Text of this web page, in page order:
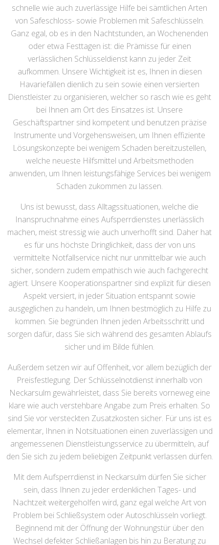
schnelle wie auch zuverlässige Hilfe bei sämtlichen Arten
von Safeschloss- sowie Problemen mit Safeschlüsseln.
Ganz egal, ob es in den Nachtstunden, an Wochenenden
oder etwa Festtagen ist: die Prämisse für einen
verlässlichen Schlüsseldienst kann zu jeder Zeit
aufkommen. Unsere Wichtigkeit ist es, Ihnen in diesen
Havariefällen dienlich zu sein sowie einen versierten
Dienstleister zu organisieren, welcher so rasch wie es geht
bei Ihnen am Ort des Einsatzes ist. Unsere
Geschäftspartner sind kompetent und benutzen präzise
Instrumente und Vorgehensweisen, um Ihnen effiziente
Lösungskonzepte bei wenigem Schaden bereitzustellen,
welche neueste Hilfsmittel und Arbeitsmethoden
anwenden, um Ihnen leistungsfähige Services bei wenigem
Schaden zukommen zu lassen.
Uns ist bewusst, dass Alltagssituationen, welche die
Inanspruchnahme eines Aufsperrdienstes unerlässlich
machen, meist stressig wie auch unverhofft sind. Daher hat
es für uns höchste Dringlichkeit, dass der von uns
vermittelte Notfallservice nicht nur unmittelbar wie auch
sicher, sondern zudem empathisch wie auch fachgerecht
agiert. Unsere Kooperationspartner sind explizit für diesen
Aspekt versiert, in jeder Situation entspannt sowie
ausgeglichen zu handeln, um Ihnen bestmöglich zu Hilfe zu
kommen. Sie begründen Ihnen jeden Arbeitsschritt und
sorgen dafür, dass Sie sich während des gesamten Ablaufs
sicher und im Bilde fühlen.
Außerdem setzen wir auf Offenheit, vor allem bezüglich der
Preisfestlegung. Der Schlüsselnotdienst innerhalb von
Neckarsulm gewährleistet, dass Sie bereits vorneweg eine
klare wie auch verstehbare Angabe zum Preis erhalten. So
sind Sie vor versteckten Zusatzkosten sicher. Für uns ist es
elementar, Ihnen in Notsituationen einen zuverlässigen und
angemessenen Dienstleistungsservice zu übermitteln, auf
den Sie sich zu jedem beliebigen Zeitpunkt verlassen dürfen.
Mit dem Aufsperrdienst in Neckarsulm dürfen Sie sicher
sein, dass Ihnen zu jeder erdenklichen Tages- und
Nachtzeit weitergeholfen wird, ganz egal welche Art von
Problem bei Schließsystem oder Autoschlüsseln vorliegt.
Beginnend mit der Öffnung der Wohnungstür über den
Wechsel defekter Schließanlagen bis hin zu Beratung zu